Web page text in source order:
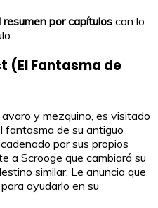
por capítulos con lo
(El Fantasma de
y mezquino, es visitado
fantasma de su antiguo
por sus propios
a Scrooge que cambiará su
similar. Le anuncia que
ayudarlo en su